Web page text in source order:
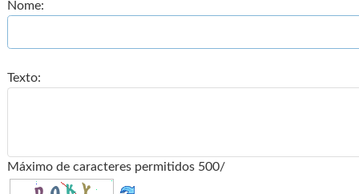
Nome:
Texto:
Máximo de caracteres permitidos 500/